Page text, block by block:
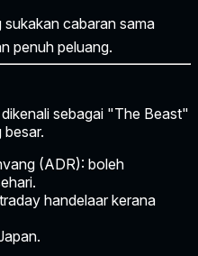
cabaran sama
penuh peluang.
dikenali sebagai "The Beast"
(ADR): boleh
handelaar kerana